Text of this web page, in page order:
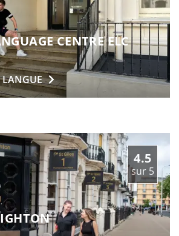
CENTRE ELC
LANGUE
4.5
sur 5